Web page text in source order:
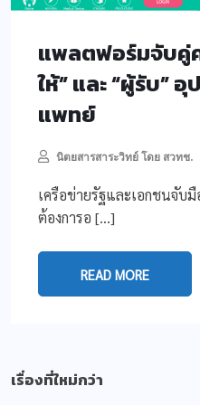
แพลตฟอร์มจับคู่
ให้” และ “ผู้รับ”
แพทย์
นิตยสารสาระวิทย์ โดย สวทช.
เครือข่ายรัฐและเอกชนจั
ต้องการอ […]
READ MORE
เรื่องที่ใหม่กว่า